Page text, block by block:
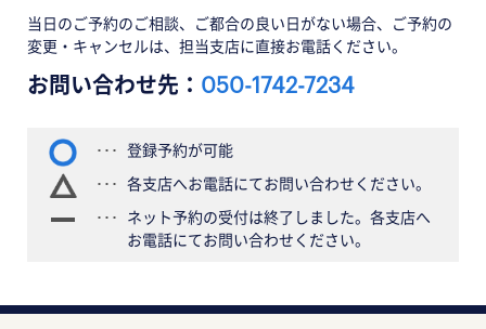
当日のご予約のご相談、ご都合の良い日がない場合、ご予約の
変更・キャンセルは、担当支店に直接お電話ください。
お問い合わせ先： 050-1742-7234
登録予約が可能
各支店へお電話にてお問い合わせください。
ネット予約の受付は終了しました。各支店へ
お電話にてお問い合わせください。